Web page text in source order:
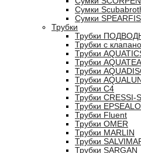
Сумки
Сумки
Трубки
Трубки
Трубки с
Трубки
Трубки
Трубки
Трубки
Трубки C4
Трубки CRESSI-
Трубки
Трубки Fluent
Трубки OMER
Трубки MARLIN
Трубки
Трубки SARGAN